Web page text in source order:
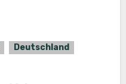
Deutschland